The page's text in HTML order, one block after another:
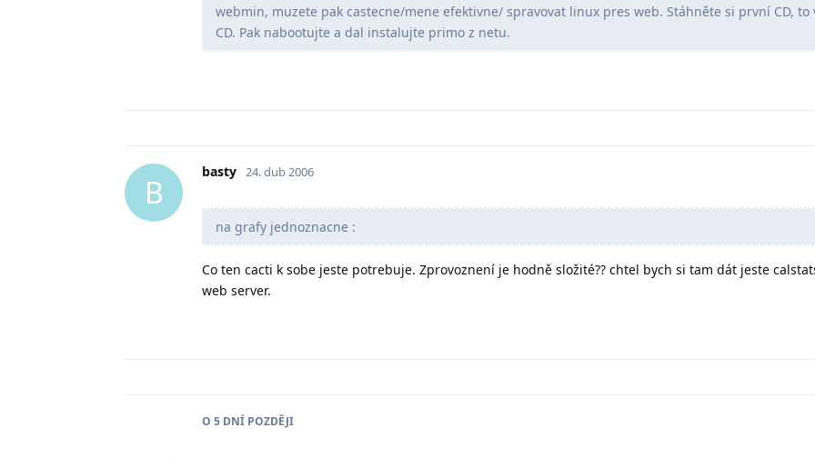
webmin, muzete pak castecne/mene efektivne/ spravovat linux pres web. Stáhněte si první CD, to
CD. Pak nabootujte a dal instalujte primo z netu.
B
basty 24. dub 2006
na grafy jednoznacne :
Co ten cacti k sobe jeste potrebuje. Zprovoznení je hodně složité?? chtel bych si tam dát jeste
web server.
O 5 DNÍ POZDĚJI